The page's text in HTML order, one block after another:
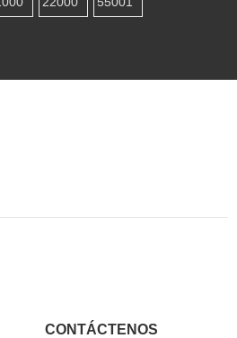
CONTÁCTENOS